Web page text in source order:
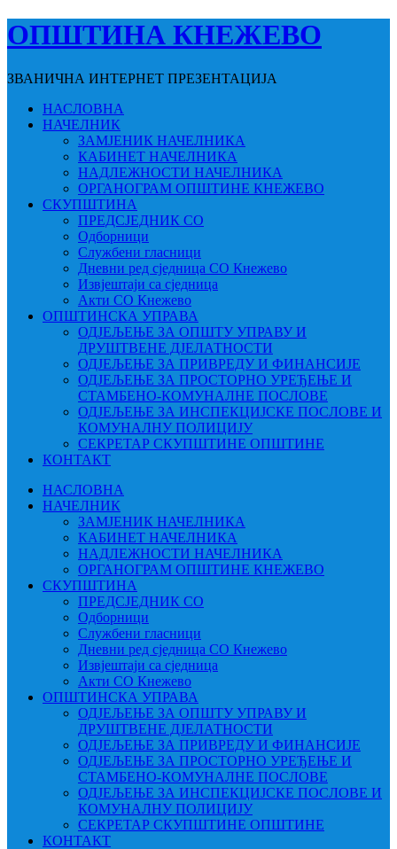
ОПШТИНА КНЕЖЕВО
ЗВАНИЧНА ИНТЕРНЕТ ПРЕЗЕНТАЦИЈА
НАСЛОВНА
НАЧЕЛНИК
ЗАМЈЕНИК НАЧЕЛНИКА
КАБИНЕТ НАЧЕЛНИКА
НАДЛЕЖНОСТИ НАЧЕЛНИКА
ОРГАНОГРАМ ОПШТИНЕ КНЕЖЕВО
СКУПШТИНА
ПРЕДСЈЕДНИК СО
Одборници
Службени гласници
Дневни ред сједница СО Кнежево
Извјештаји са сједница
Акти СО Кнежево
ОПШТИНСКА УПРАВА
ОДЈЕЉЕЊЕ ЗА ОПШТУ УПРАВУ И
ДРУШТВЕНЕ ДЈЕЛАТНОСТИ
ОДЈЕЉЕЊЕ ЗА ПРИВРЕДУ И ФИНАНСИЈЕ
ОДЈЕЉЕЊЕ ЗА ПРОСТОРНО УРЕЂЕЊЕ И
СТАМБЕНО-КОМУНАЛНЕ ПОСЛОВЕ
ОДЈЕЉЕЊЕ ЗА ИНСПЕКЦИЈСКЕ ПОСЛОВЕ И
КОМУНАЛНУ ПОЛИЦИЈУ
СЕКРЕТАР СКУПШТИНЕ ОПШТИНЕ
КОНТАКТ
НАСЛОВНА
НАЧЕЛНИК
ЗАМЈЕНИК НАЧЕЛНИКА
КАБИНЕТ НАЧЕЛНИКА
НАДЛЕЖНОСТИ НАЧЕЛНИКА
ОРГАНОГРАМ ОПШТИНЕ КНЕЖЕВО
СКУПШТИНА
ПРЕДСЈЕДНИК СО
Одборници
Службени гласници
Дневни ред сједница СО Кнежево
Извјештаји са сједница
Акти СО Кнежево
ОПШТИНСКА УПРАВА
ОДЈЕЉЕЊЕ ЗА ОПШТУ УПРАВУ И
ДРУШТВЕНЕ ДЈЕЛАТНОСТИ
ОДЈЕЉЕЊЕ ЗА ПРИВРЕДУ И ФИНАНСИЈЕ
ОДЈЕЉЕЊЕ ЗА ПРОСТОРНО УРЕЂЕЊЕ И
СТАМБЕНО-КОМУНАЛНЕ ПОСЛОВЕ
ОДЈЕЉЕЊЕ ЗА ИНСПЕКЦИЈСКЕ ПОСЛОВЕ И
КОМУНАЛНУ ПОЛИЦИЈУ
СЕКРЕТАР СКУПШТИНЕ ОПШТИНЕ
КОНТАКТ